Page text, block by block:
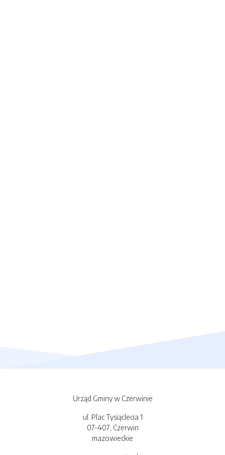
Urząd Gminy w Czerwinie
ul. Plac Tysiąclecia 1
07-407, Czerwin
mazowieckie